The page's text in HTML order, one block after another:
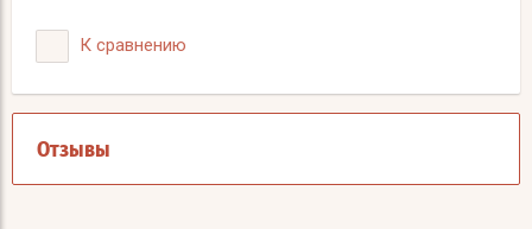
К сравнению
Отзывы